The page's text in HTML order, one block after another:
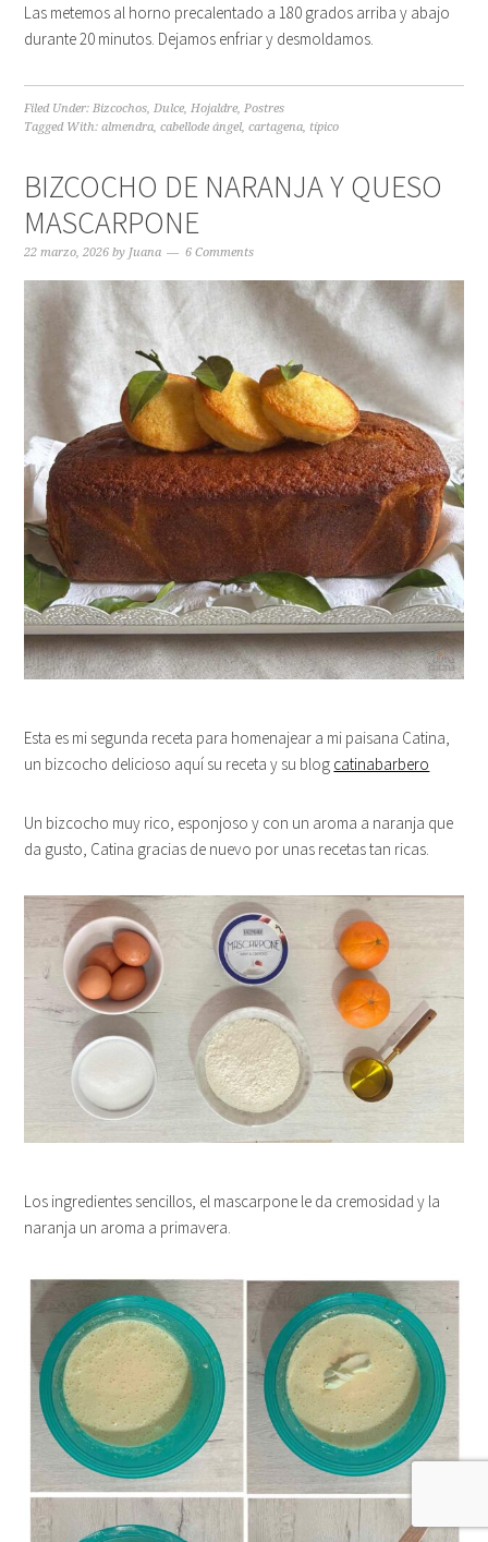
Las metemos al horno precalentado a 180 grados arriba y abajo
durante 20 minutos. Dejamos enfriar y desmoldamos.
Filed Under: Bizcochos Dulce Hojaldre Postres
Tagged With:almendra ,cabellode ángel ,cartagena típico
BIZCOCHO DE NARANJA Y QUESO
MASCARPONE
22 marzo, 2026 by Juana 6 Comments
Esta es mi segunda receta para homenajear a mi paisana Catina,
un bizcocho delicioso aquí su receta y su blog catinabarbero
Un bizcocho muy rico, esponjoso y con un aroma a naranja que
da gusto, Catina gracias de nuevo por unas recetas tan ricas.
Los ingredientes sencillos, el mascarpone le da cremosidad y la
naranja un aroma a primavera.